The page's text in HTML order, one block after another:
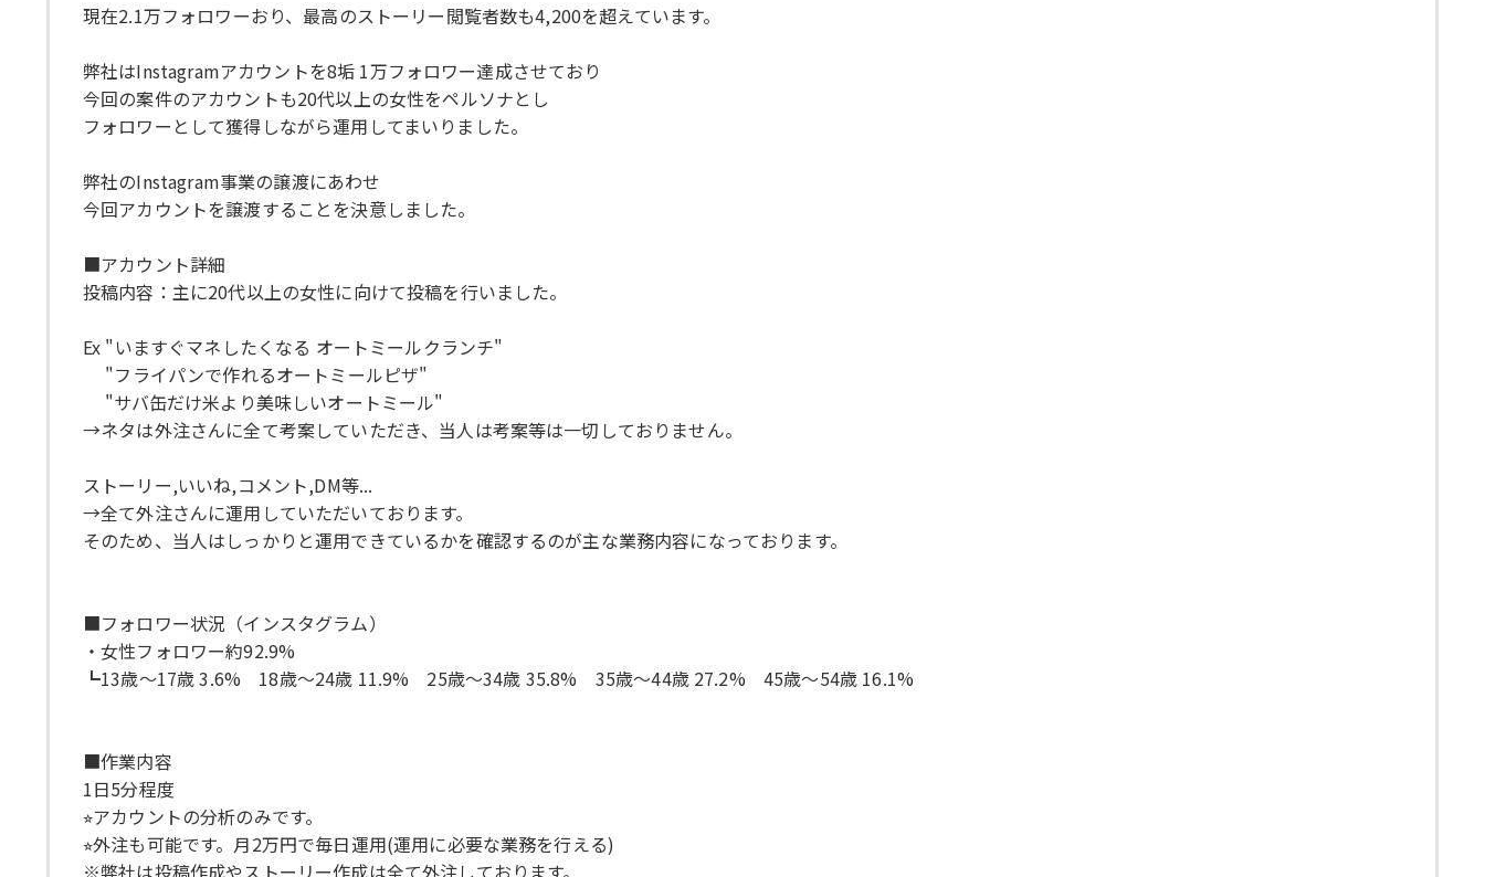
現在2.1万フォロワーおり、最高のストーリー閲覧者数も4,200を超えています。
弊社はInstagramアカウントを8垢 1万フォロワー達成させており
今回の案件のアカウントも20代以上の女性をペルソナとし
フォロワーとして獲得しながら運用してまいりました。
弊社のInstagram事業の譲渡にあわせ
今回アカウントを譲渡することを決意しました。
■アカウント詳細
投稿内容：主に20代以上の女性に向けて投稿を行いました。
Ex "いますぐマネしたくなる オートミールクランチ"
"フライパンで作れるオートミールピザ"
"サバ缶だけ米より美味しいオートミール"
→ネタは外注さんに全て考案していただき、当人は考案等は一切しておりません。
ストーリー,いいね,コメント,DM等...
→全て外注さんに運用していただいております。
そのため、当人はしっかりと運用できているかを確認するのが主な業務内容になっております。
■フォロワー状況（インスタグラム）
・女性フォロワー約92.9%
┗13歳〜17歳 3.6% 18歳〜24歳 11.9% 25歳〜34歳 35.8% 35歳〜44歳 27.2% 45歳〜54歳 16.1%
■作業内容
1日5分程度
⭐︎アカウントの分析のみです。
⭐︎外注も可能です。月2万円で毎日運用(運用に必要な業務を行える)
※弊社は投稿作成やストーリー作成は全て外注しております。